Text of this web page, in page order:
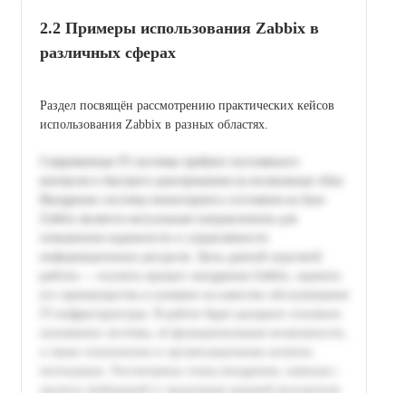
2.2 Примеры использования Zabbix в
различных сферах
Раздел посвящён рассмотрению практических кейсов
использования Zabbix в разных областях.